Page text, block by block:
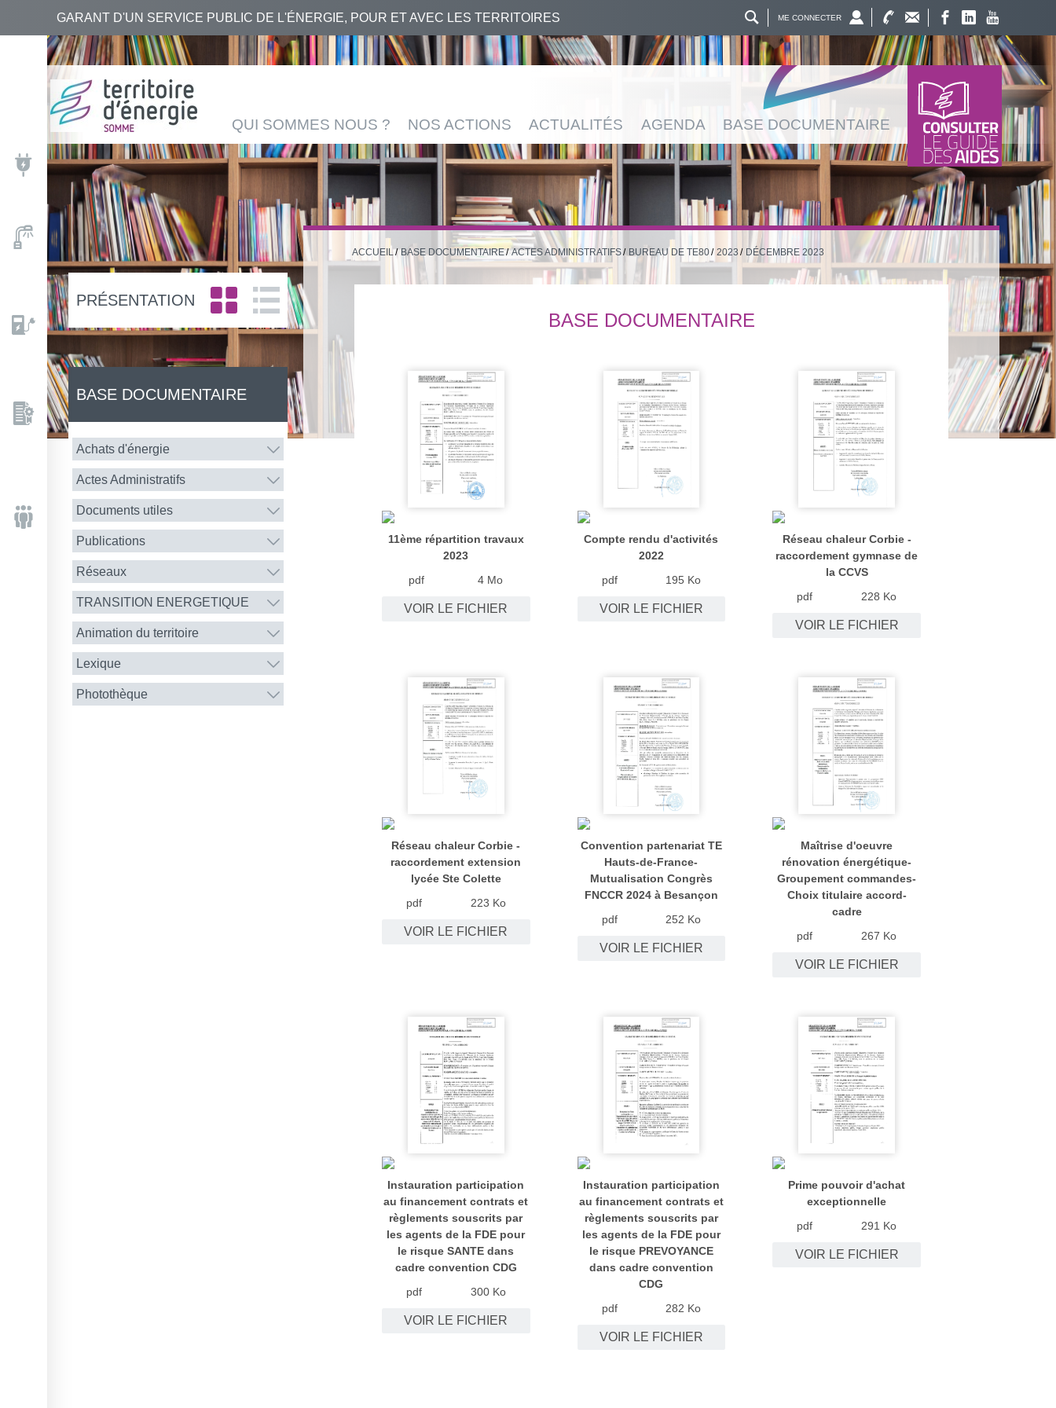
GARANT D'UN SERVICE PUBLIC DE L'ÉNERGIE, POUR ET AVEC LES TERRITOIRES ME CONNECTER
RECHERCHER
QUI SOMMES NOUS ? NOS ACTIONS ACTUALITÉS AGENDA BASE DOCUMENTAIRE
PRÉSENTATION
BASE DOCUMENTAIRE
Achats d'énergie
Actes Administratifs
Documents utiles
Publications
Réseaux
TRANSITION ENERGETIQUE
Animation du territoire
Lexique
Photothèque
ACCUEIL BASE DOCUMENTAIRE ACTES ADMINISTRATIFS BUREAU DE TE80 2023 DÉCEMBRE 2023
BASE DOCUMENTAIRE
11ème répartition travaux
2023
pdf
4 Mo
VOIR LE FICHIER
Compte rendu d'activités
2022
pdf
195 Ko
VOIR LE FICHIER
Réseau chaleur Corbie -
raccordement gymnase de
la CCVS
pdf
228 Ko
VOIR LE FICHIER
Réseau chaleur Corbie -
raccordement extension
lycée Ste Colette
pdf
223 Ko
VOIR LE FICHIER
Convention partenariat TE
Hauts-de-France-
Mutualisation Congrès
FNCCR 2024 à Besançon
pdf
252 Ko
VOIR LE FICHIER
Maîtrise d'oeuvre
rénovation énergétique-
Groupement commandes-
Choix titulaire accord-
cadre
pdf
267 Ko
VOIR LE FICHIER
Instauration participation
au financement contrats et
règlements souscrits par
les agents de la FDE pour
le risque SANTE dans
cadre convention CDG
pdf
300 Ko
VOIR LE FICHIER
Instauration participation
au financement contrats et
règlements souscrits par
les agents de la FDE pour
le risque PREVOYANCE
dans cadre convention
CDG
pdf
282 Ko
VOIR LE FICHIER
Prime pouvoir d'achat
exceptionnelle
pdf
291 Ko
VOIR LE FICHIER
QUI
SOMMES
NOUS
NOS
ACTIONS
ACTUALITÉS
AGENDA
BASE
DOCUMENTAIRE